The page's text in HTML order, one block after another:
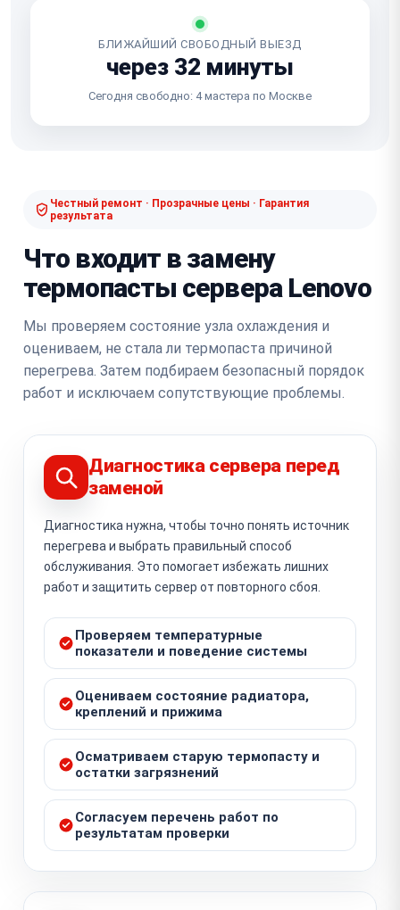
БЛИЖАЙШИЙ СВОБОДНЫЙ ВЫЕЗД
через 32 минуты
Сегодня свободно: 4 мастера по Москве
Честный ремонт · Прозрачные цены · Гарантия
результата
Что входит в замену
термопасты сервера Lenovo
Мы проверяем состояние узла охлаждения и
оцениваем, не стала ли термопаста причиной
перегрева. Затем подбираем безопасный порядок
работ и исключаем сопутствующие проблемы.
Диагностика сервера перед
заменой
Диагностика нужна, чтобы точно понять источник
перегрева и выбрать правильный способ
обслуживания. Это помогает избежать лишних
работ и защитить сервер от повторного сбоя.
Проверяем температурные
показатели и поведение системы
Оцениваем состояние радиатора,
креплений и прижима
Осматриваем старую термопасту и
остатки загрязнений
Согласуем перечень работ по
результатам проверки